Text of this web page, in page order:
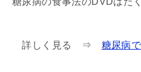
詳しく見る ⇒ 糖尿病